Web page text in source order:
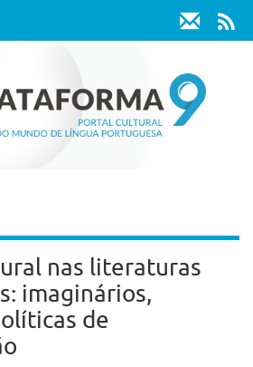
nas literaturas
imaginários,
de